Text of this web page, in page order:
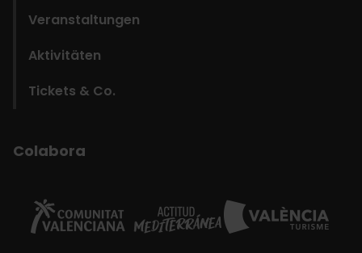
Veranstaltungen
Aktivitäten
Tickets & Co.
Colabora